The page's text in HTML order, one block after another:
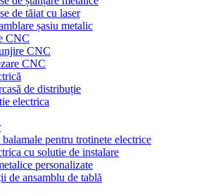
de tăiat cu laser
șasiu metalic
CNC
CNC
CNC
de distribuție
electrica
pentru trotinete electrice
cu solutie de instalare
personalizate
de ansamblu de tablă